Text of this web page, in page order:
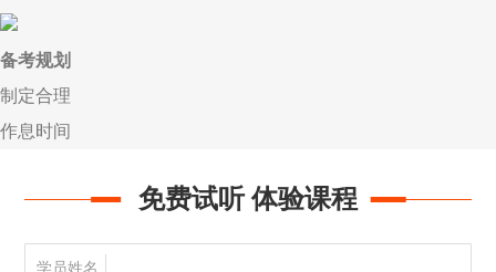
备考规划
制定合理
作息时间
免费试听 体验课程
学员姓名